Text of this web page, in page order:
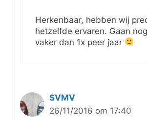
Herkenbaar, hebben wij
hetzelfde ervaren. Gaan
vaker dan 1x peer jaar
SVMV
26/11/2016 om 17:40